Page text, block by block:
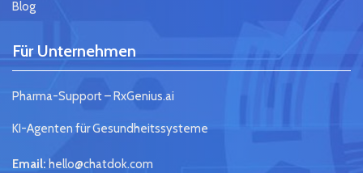
Blog
Für Unternehmen
Pharma-Support – RxGenius.ai
KI-Agenten für Gesundheitssysteme
Email: hello@chatdok.com